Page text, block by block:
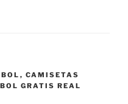
, CAMISETAS
GRATIS REAL